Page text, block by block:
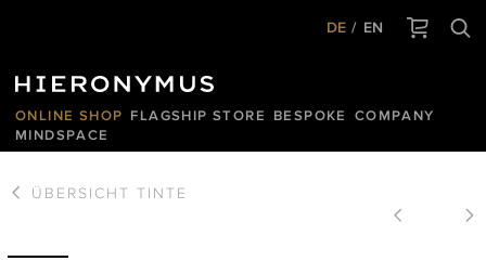
DE EN
ONLINE SHOP FLAGSHIP STORE BESPOKE
COMPANY
MINDSPACE
ÜBERSICHT TINTE